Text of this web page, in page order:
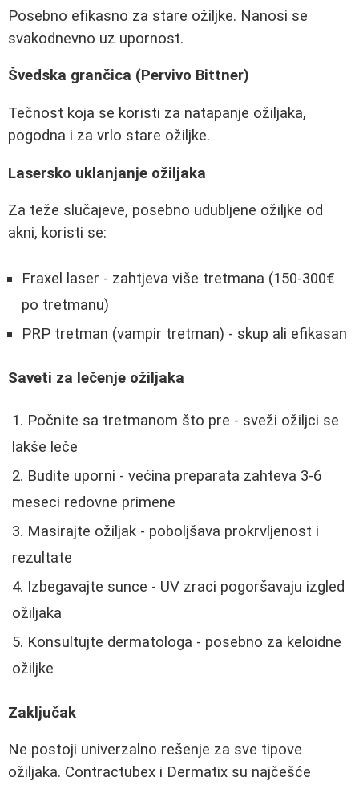
Posebno efikasno za stare ožiljke. Nanosi se
svakodnevno uz upornost.
Švedska grančica (Pervivo Bittner)
Tečnost koja se koristi za natapanje ožiljaka,
pogodna i za vrlo stare ožiljke.
Lasersko uklanjanje ožiljaka
Za teže slučajeve, posebno udubljene ožiljke od
akni, koristi se:
Fraxel laser - zahtjeva više tretmana (150-300€
po tretmanu)
PRP tretman (vampir tretman) - skup ali efikasan
Saveti za lečenje ožiljaka
Počnite sa tretmanom što pre - sveži ožiljci se
lakše leče
Budite uporni - većina preparata zahteva 3-6
meseci redovne primene
Masirajte ožiljak - poboljšava prokrvljenost i
rezultate
Izbegavajte sunce - UV zraci pogoršavaju izgled
ožiljaka
Konsultujte dermatologa - posebno za keloidne
ožiljke
Zaključak
Ne postoji univerzalno rešenje za sve tipove
ožiljaka. Contractubex i Dermatix su najčešće